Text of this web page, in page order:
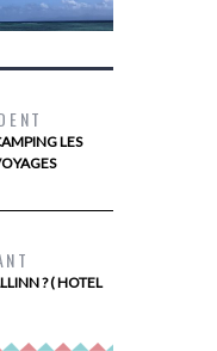
LES
? ( HOTEL